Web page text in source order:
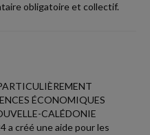
obligatoire et collectif.
ÉCONOMIQUES
CALÉDONIE
a créé une aide pour les